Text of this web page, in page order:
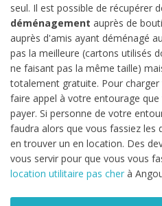
seul. Il est possible de récupérer
déménagement auprès de
auprès d'amis ayant déménagé
pas la meilleure (cartons utilisés
ne faisant pas la même taille)
totalement gratuite. Pour
faire appel à votre entourage
payer. Si personne de votre
faudra alors que vous fassiez les
en trouver un en location. Des
vous servir pour que vous vous
location utilitaire pas cher à